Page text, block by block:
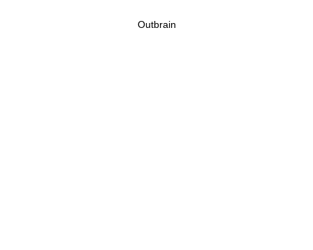
Outbrain